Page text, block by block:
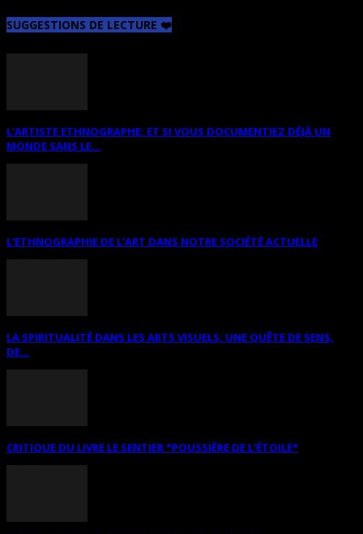
SUGGESTIONS DE LECTURE ❤️
L’ARTISTE ETHNOGRAPHE: ET SI VOUS DOCUMENTIEZ DÉJÀ UN
MONDE SANS LE...
L’ETHNOGRAPHIE DE L’ART DANS NOTRE SOCIÉTÉ ACTUELLE
LA SPIRITUALITÉ DANS LES ARTS VISUELS: UNE QUÊTE DE SENS,
DE...
CRITIQUE DU LIVRE LE SENTIER *POUSSIÈRE DE L’ÉTOILE*